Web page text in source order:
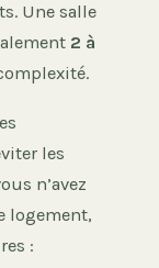
Une salle
2 à
les
n’avez
logement,
: